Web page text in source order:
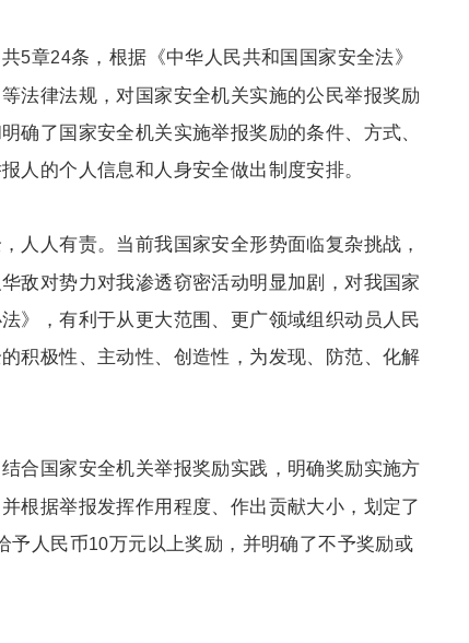
共5章24条，根据《中华人民共和国国家安全法》
法律法规，对国家安全机关实施的公民举报奖励
确了国家安全机关实施举报奖励的条件、方式、
人的个人信息和人身安全做出制度安排。
人人有责。当前我国家安全形势面临复杂挑战，
敌对势力对我渗透窃密活动明显加剧，对我国家
》，有利于从更大范围、更广领域组织动员人民
积极性、主动性、创造性，为发现、防范、化解
结合国家安全机关举报奖励实践，明确奖励实施方
根据举报发挥作用程度、作出贡献大小，划定了
予人民币10万元以上奖励，并明确了不予奖励或